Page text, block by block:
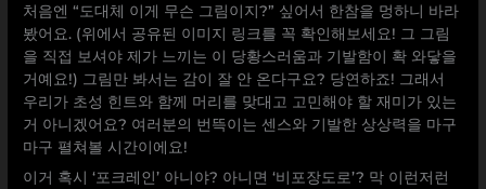
처음엔 “도대체 이게 무슨 그림이지?” 싶어서 한참을 멍하니 바라
봤어요. (위에서 공유된 이미지 링크를 꼭 확인해보세요! 그 그림
을 직접 보셔야 제가 느끼는 이 당황스러움과 기발함이 확 와닿을
거예요!) 그림만 봐서는 감이 잘 안 온다구요? 당연하죠! 그래서
우리가 초성 힌트와 함께 머리를 맞대고 고민해야 할 재미가 있는
거 아니겠어요? 여러분의 번뜩이는 센스와 기발한 상상력을 마구
마구 펼쳐볼 시간이에요!
이거 혹시 ‘포크레인’ 아니야? 아니면 ‘비포장도로’? 막 이런저런